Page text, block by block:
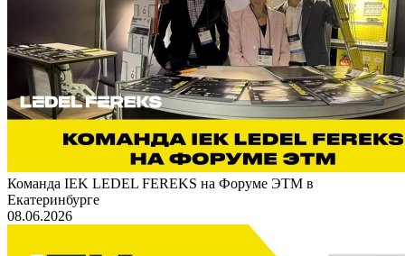
Команда IEK LEDEL FEREKS на Форуме ЭТМ в
Екатеринбурге
08.06.2026